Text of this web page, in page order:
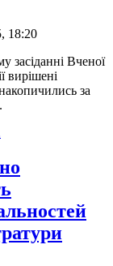
18:20
засіданні Вченої
вирішені
за